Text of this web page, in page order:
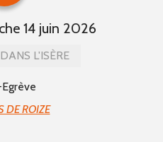
14 juin 2026
DANS L'ISÈRE
DE ROIZE